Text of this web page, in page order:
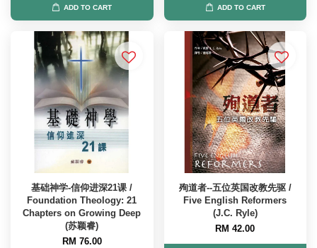
ADD TO CART ADD TO CART
基础神学-信仰进深21课 /
Foundation Theology: 21
Chapters on Growing Deep
(苏颖睿)
RM 76.00
殉道者--五位英国改教先驱 /
Five English Reformers
(J.C. Ryle)
RM 42.00